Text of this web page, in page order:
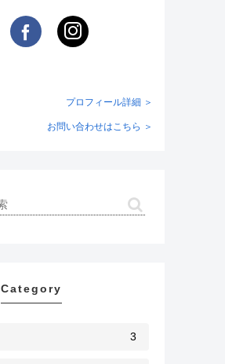
プロフィール詳細 ＞
お問い合わせはこちら ＞
Category
3